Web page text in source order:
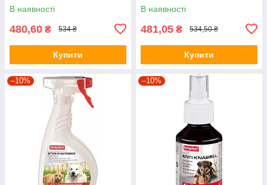
В наявності
480,60 ₴ 534 ₴
Купити
В наявності
481,05 ₴ 534,50 ₴
Купити
–10% –10%